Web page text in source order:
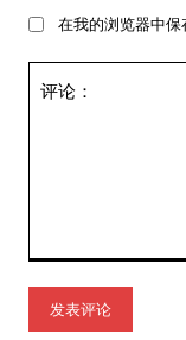
论：
在我的浏览器中保